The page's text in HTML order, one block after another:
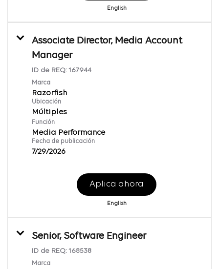
English
Associate Director, Media Account
Manager
ID de REQ: 167944
Marca
Razorfish
Ubicación
Múltiples
Función
Media Performance
Fecha de publicación
7/29/2026
Aplica ahora
English
Senior, Software Engineer
ID de REQ: 168538
Marca